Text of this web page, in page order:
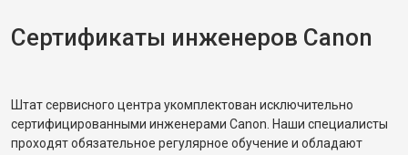
Сертификаты инженеров Canon
Штат сервисного центра укомплектован исключительно
сертифицированными инженерами Canon. Наши специалисты
проходят обязательное регулярное обучение и обладают